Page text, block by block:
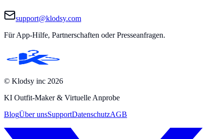
support@klodsy.com
Für App-Hilfe, Partnerschaften oder Presseanfragen.
© Klodsy inc 2026
KI Outfit-Maker & Virtuelle Anprobe
BlogÜber unsSupportDatenschutzAGB